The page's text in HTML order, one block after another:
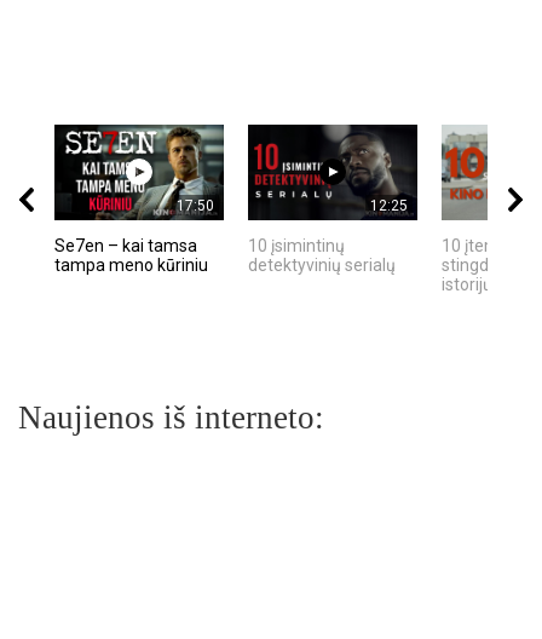
17:50
Se7en – kai tamsa
tampa meno kūriniu
12:25
10 įsimintinų
detektyvinių serialų
10 įtemptų,
stingdančių
istorijų
Naujienos iš interneto: